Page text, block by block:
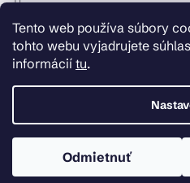
Tento web používa súbory
tohto webu vyjadrujete
informácií tu.
Odmietnuť
_Info objednávky : +421
8.00 hod. do 12.00 .
HeavenShop.sk
HeavenShop.sk
Vytvoril
Copyright 2026Heavenshop